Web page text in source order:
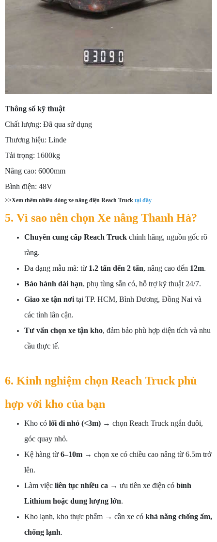
Thông số kỹ thuật
Chất lượng: Đã qua sử dụng
Thương hiệu: Linde
Tải trọng: 1600kg
Nâng cao: 6000mm
Bình điện: 48V
>>Xem thêm nhiều dòng xe nâng điện Reach Truck tại đây
5. Vì sao nên chọn Xe nâng Thanh Hà?
Chuyên cung cấp Reach Truck chính hãng, nguồn gốc rõ
ràng.
Đa dạng mẫu mã: từ 1.2 tấn đến 2 tấn, nâng cao đến 12m.
Bảo hành dài hạn, phụ tùng sẵn có, hỗ trợ kỹ thuật 24/7.
Giao xe tận nơi tại TP. HCM, Bình Dương, Đồng Nai và
các tỉnh lân cận.
Tư vấn chọn xe tận kho, đảm bảo phù hợp diện tích và nhu
cầu thực tế.
6. Kinh nghiệm chọn Reach Truck phù
hợp với kho của bạn
Kho có lối đi nhỏ (<3m) → chọn Reach Truck ngắn đuôi,
góc quay nhỏ.
Kệ hàng từ 6–10m → chọn xe có chiều cao nâng từ 6.5m trở
lên.
Làm việc liên tục nhiều ca → ưu tiên xe điện có bình
Lithium hoặc dung lượng lớn.
Kho lạnh, kho thực phẩm → cần xe có khả năng chống ẩm,
chống lạnh.